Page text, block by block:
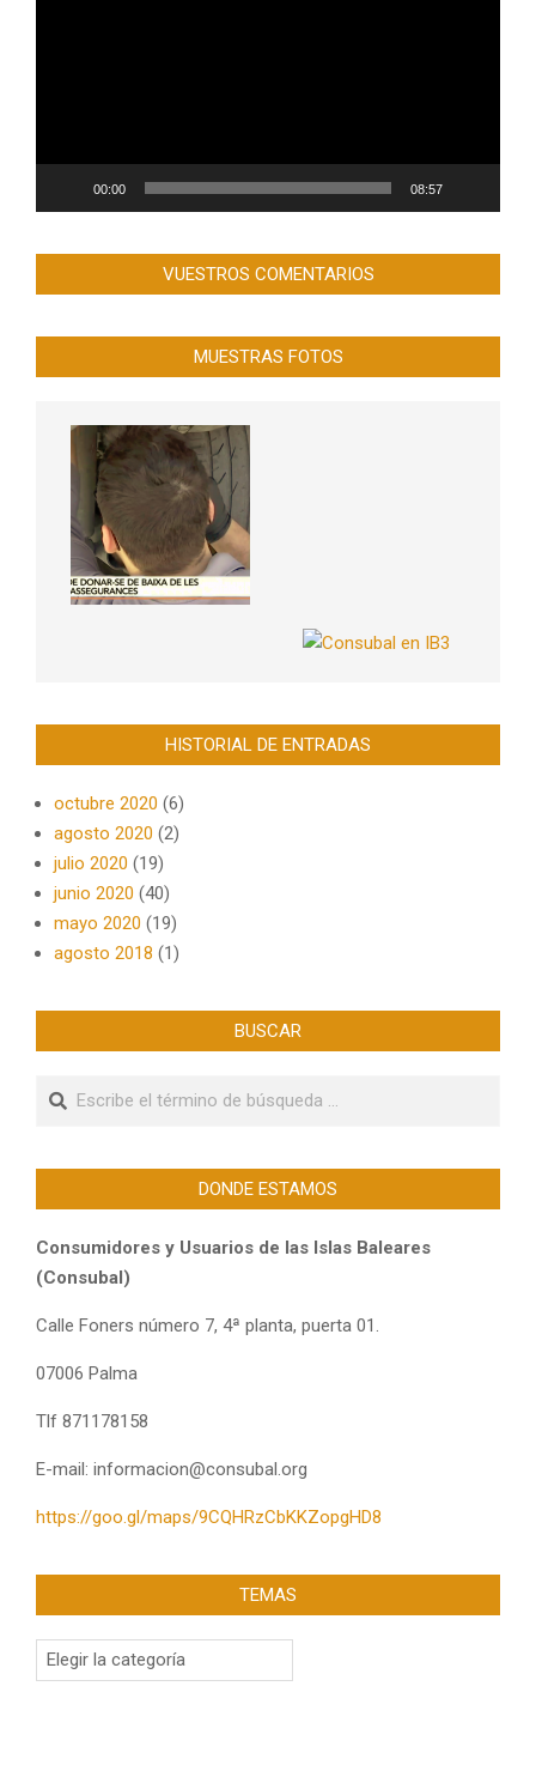
00:00 08:57
VUESTROS COMENTARIOS
MUESTRAS FOTOS
HISTORIAL DE ENTRADAS
octubre 2020 (6)
agosto 2020 (2)
julio 2020 (19)
junio 2020 (40)
mayo 2020 (19)
agosto 2018 (1)
BUSCAR
Buscar
DONDE ESTAMOS
Consumidores y Usuarios de las Islas Baleares
(Consubal)
Calle Foners número 7, 4ª planta, puerta 01.
07006 Palma
Tlf 871178158
E-mail: informacion@consubal.org
https://goo.gl/maps/9CQHRzCbKKZopgHD8
TEMAS
Temas